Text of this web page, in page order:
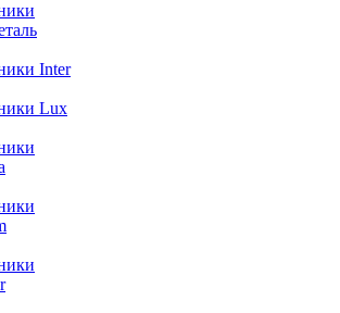
Inter
Lux